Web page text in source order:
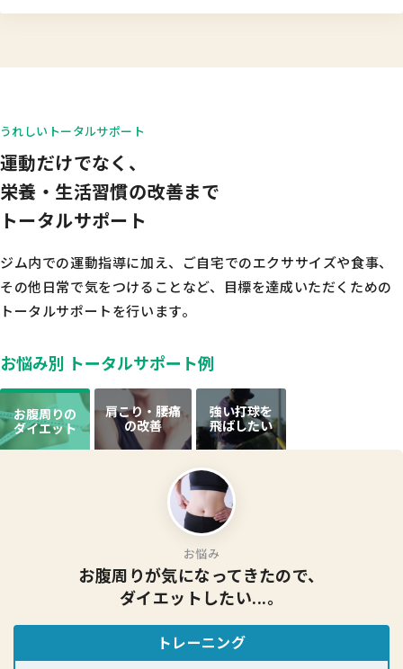
うれしいトータルサポート
運動だけでなく、
栄養・生活習慣の改善まで
トータルサポート
ジム内での運動指導に加え、ご自宅でのエクササイズや食事、
その他日常で気をつけることなど、
目標を達成いただくための
トータルサポートを行います。
お悩み別 トータルサポート例
お腹周りの
ダイエット
肩こり・腰痛
の改善
強い打球を
飛ばしたい
お悩み
お腹周りが気になってきたので、
ダイエットしたい...。
トレーニング